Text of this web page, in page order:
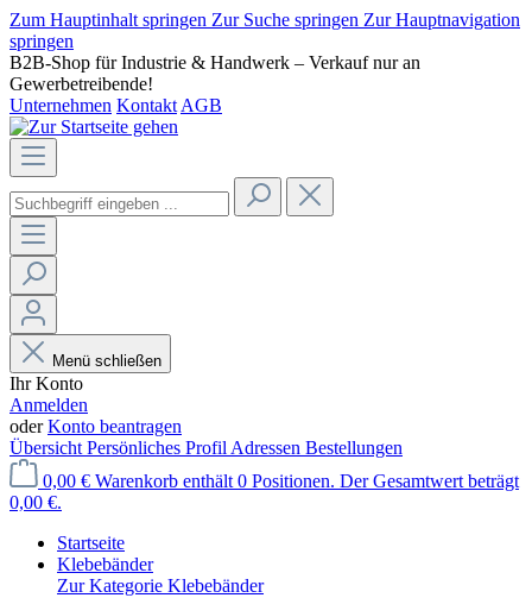
Zum Hauptinhalt springen Zur Suche springen Zur Hauptnavigation
springen
B2B-Shop für Industrie & Handwerk – Verkauf nur an
Gewerbetreibende!
Unternehmen Kontakt AGB
Menü schließen
Ihr Konto
Anmelden
oderKonto beantragen
Übersicht Persönliches Profil Adressen Bestellungen
0,00 € Warenkorb enthält 0 Positionen. Der Gesamtwert beträgt
0,00 €.
Startseite
Klebebänder
Zur Kategorie Klebebänder